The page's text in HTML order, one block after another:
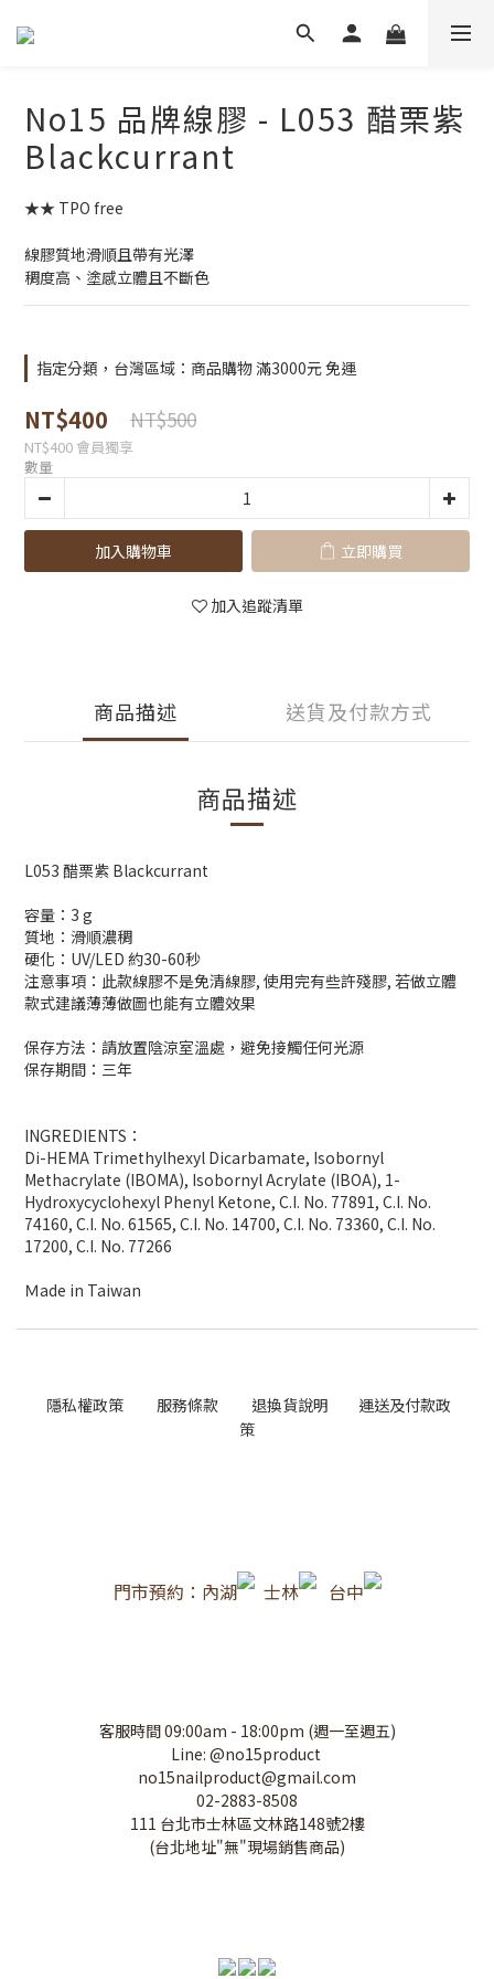
No15 品牌線膠 - L053 醋栗紫
Blackcurrant
★★ TPO free
線膠質地滑順且帶有光澤
稠度高、塗感立體且不斷色
指定分類，台灣區域：商品購物 滿3000元 免運
NT$400 NT$500
NT$400 會員獨享
數量
加入購物車 立即購買
加入追蹤清單
商品描述 送貨及付款方式
商品描述
L053 醋栗紫 Blackcurrant
容量：3 g
質地：滑順濃稠
硬化： UV/LED 約30-60秒
注意事項：此款線膠不是免清線膠, 使用完有些許殘膠, 若做立體
款式建議薄薄做圖也能有立體效果
保存方法：請放置陰涼室溫處，避免接觸任何光源
保存期間：三年
INGREDIENTS ：
Di-HEMA Trimethylhexyl Dicarbamate, Isobornyl
Methacrylate (IBOMA), Isobornyl Acrylate (IBOA), 1-
Hydroxycyclohexyl Phenyl Ketone, C.I. No. 77891, C.I. No.
74160, C.I. No. 61565, C.I. No. 14700, C.I. No. 73360, C.I. No.
17200, C.I. No. 77266
Ｍade in Taiwan
隱私權政策 服務條款 退換貨說明
運送及付款政
策
門市預約：內湖 士林 台中
客服時間 09:00am - 18:00pm (週一至週五)
Line: @no15product
no15nailproduct@gmail.com
02-2883-8508
111 台北市士林區文林路148號2樓
(台北地址"無"現場銷售商品)